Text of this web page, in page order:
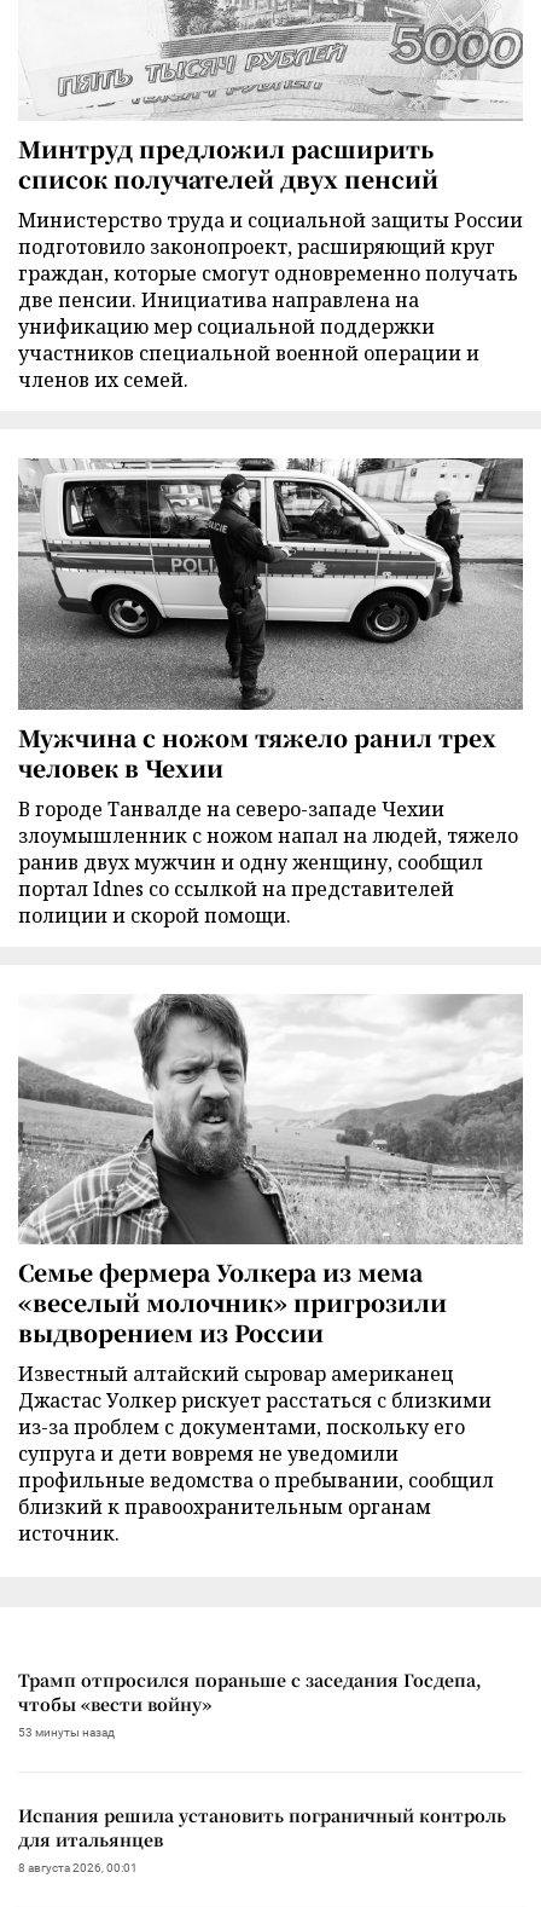
Минтруд предложил расширить
список получателей двух пенсий
Министерство труда и социальной защиты России
подготовило законопроект, расширяющий круг
граждан, которые смогут одновременно получать
две пенсии. Инициатива направлена на
унификацию мер социальной поддержки
участников специальной военной операции и
членов их семей.
Мужчина с ножом тяжело ранил трех
человек в Чехии
В городе Танвалде на северо-западе Чехии
злоумышленник с ножом напал на людей, тяжело
ранив двух мужчин и одну женщину, сообщил
портал Idnes со ссылкой на представителей
полиции и скорой помощи.
Семье фермера Уолкера из мема
«веселый молочник» пригрозили
выдворением из России
Известный алтайский сыровар американец
Джастас Уолкер рискует расстаться с близкими
из-за проблем с документами, поскольку его
супруга и дети вовремя не уведомили
профильные ведомства о пребывании, сообщил
близкий к правоохранительным органам
источник.
Трамп отпросился пораньше с заседания Госдепа,
чтобы «вести войну»
53 минуты назад
Испания решила установить пограничный контроль
для итальянцев
8 августа 2026, 00:01